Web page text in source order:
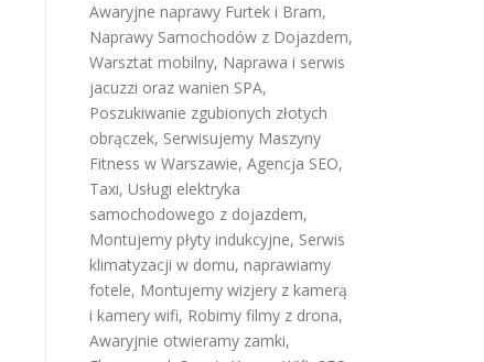
Awaryjne naprawy Furtek i Bram,
Naprawy Samochodów z Dojazdem,
Warsztat mobilny, Naprawa i serwis
jacuzzi oraz wanien SPA,
Poszukiwanie zgubionych złotych
obrączek, Serwisujemy Maszyny
Fitness w Warszawie, Agencja SEO,
Taxi, Usługi elektryka
samochodowego z dojazdem,
Montujemy płyty indukcyjne, Serwis
klimatyzacji w domu, naprawiamy
fotele, Montujemy wizjery z kamerą
i kamery wifi, Robimy filmy z drona,
Awaryjnie otwieramy zamki,